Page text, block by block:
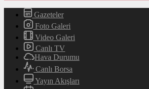
Gazeteler
Foto Galeri
Video Galeri
Canlı TV
Hava Durumu
Canlı Borsa
Yayın Akışları